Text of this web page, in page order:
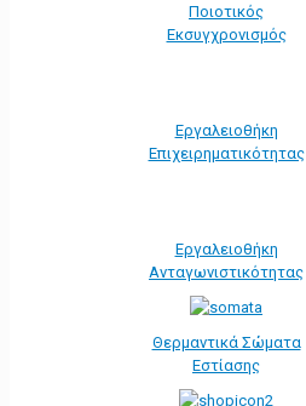
Ποιοτικός
Εκσυγχρονισμός
Εργαλειοθήκη
Eπιχειρηματικότητας
Εργαλειοθήκη
Ανταγωνιστικότητας
Θερμαντικά Σώματα
Εστίασης